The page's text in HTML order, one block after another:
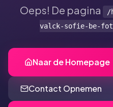
Oeps! De pagina
/
valck-sofie-be-
Naar de Homepage
Contact Opnemen